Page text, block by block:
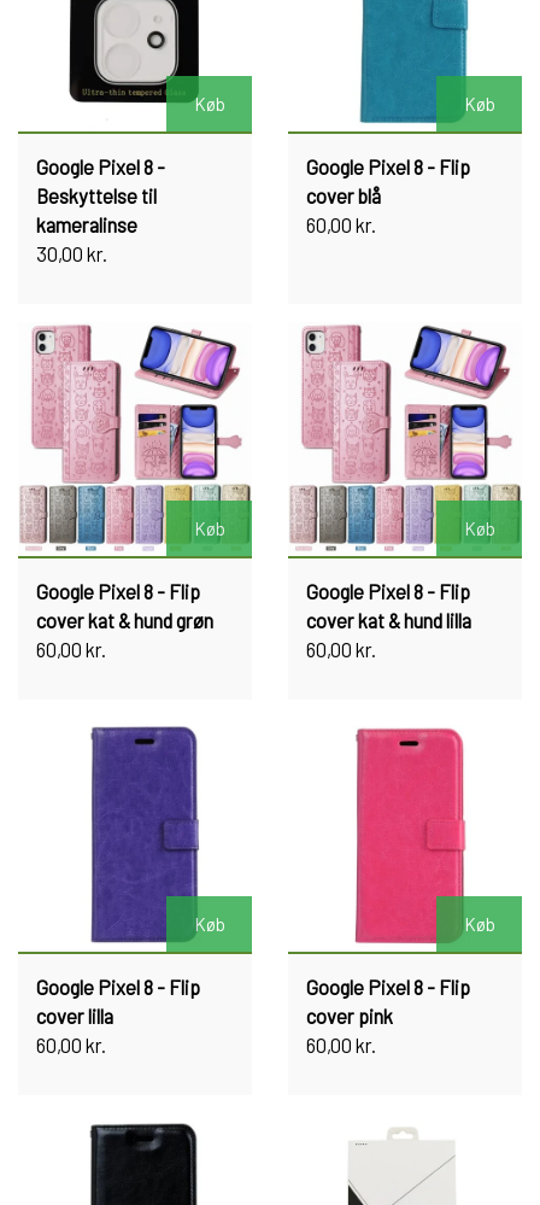
Køb
Google Pixel 8 -
Beskyttelse til
kameralinse
30,00 kr.
Køb
Google Pixel 8 - Flip
cover blå
60,00 kr.
Køb
Google Pixel 8 - Flip
cover kat & hund grøn
60,00 kr.
Køb
Google Pixel 8 - Flip
cover kat & hund lilla
60,00 kr.
Køb
Google Pixel 8 - Flip
cover lilla
60,00 kr.
Køb
Google Pixel 8 - Flip
cover pink
60,00 kr.